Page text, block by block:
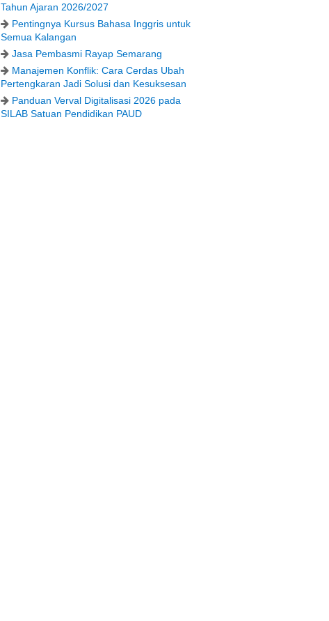
Tahun Ajaran 2026/2027
Pentingnya Kursus Bahasa Inggris untuk
Semua Kalangan
Jasa Pembasmi Rayap Semarang
Manajemen Konflik: Cara Cerdas Ubah
Pertengkaran Jadi Solusi dan Kesuksesan
Panduan Verval Digitalisasi 2026 pada
SILAB Satuan Pendidikan PAUD